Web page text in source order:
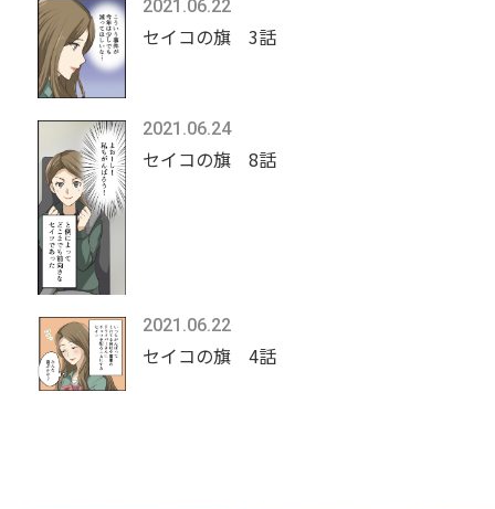
2021.06.22
セイコの旗 3話
2021.06.24
セイコの旗 8話
2021.06.22
セイコの旗 4話